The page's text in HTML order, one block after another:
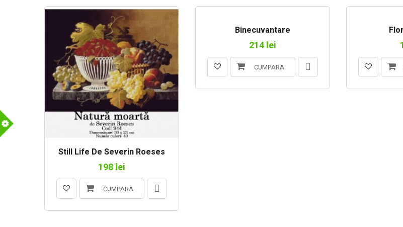
Still Life De Severin Roeses
198 lei
CUMPARA
Binecuvantare
214 lei
CUMPARA